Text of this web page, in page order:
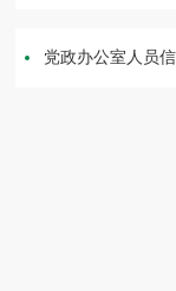
党政办公室人员